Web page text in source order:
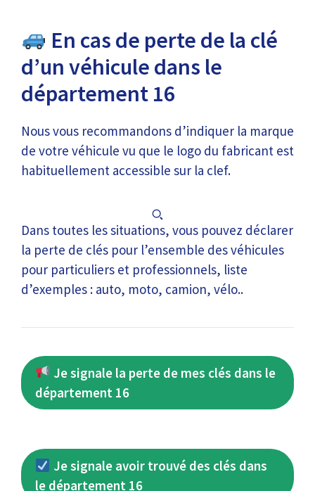
En cas de perte de la clé
d’un véhicule dans le
département 16
Nous vous recommandons d’indiquer la marque
de votre véhicule vu que le logo du fabricant est
habituellement accessible sur la clef.
Dans toutes les situations, vous pouvez déclarer
la perte de clés pour l’ensemble des véhicules
pour particuliers et professionnels, liste
d’exemples : auto, moto, camion, vélo..
Je signale la perte de mes clés dans le
département 16
Je signale avoir trouvé des clés dans
le département 16